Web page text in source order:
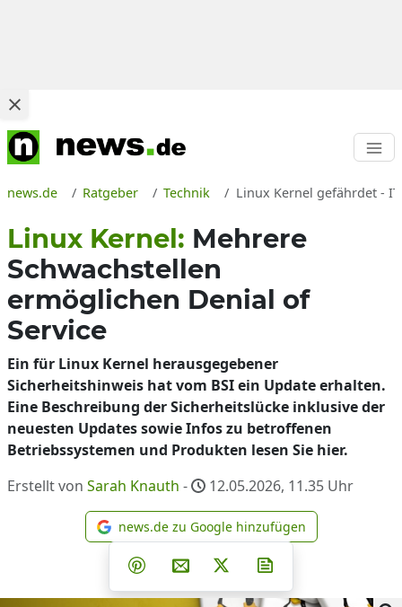
news.de Ratgeber Technik Linux Kernel gefährdet -
Linux Kernel: Mehrere
Schwachstellen
ermöglichen Denial of
Service
Ein für Linux Kernel herausgegebener
Sicherheitshinweis hat vom BSI ein Update erhalten.
Eine Beschreibung der Sicherheitslücke inklusive der
neuesten Updates sowie Infos zu betroffenen
Betriebssystemen und Produkten lesen Sie hier.
Erstellt von Sarah Knauth - 12.05.2026, 11.35 Uhr
news.de zu Google
news.de zu Google hinzufügen
Teilen auf Facebook
Teilen auf Whatsapp
Teilen auf Telegram
Teilen auf Pinterest
Per E-Mail teilen
Post auf X